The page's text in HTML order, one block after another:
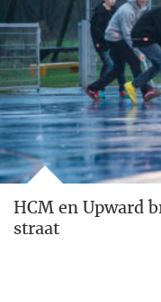
HCM en Upward
straat